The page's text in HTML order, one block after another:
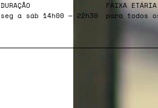
DURAÇÃO
seg a sáb 14h00 — 22h30
FAIXA ETÁRIA
para todos